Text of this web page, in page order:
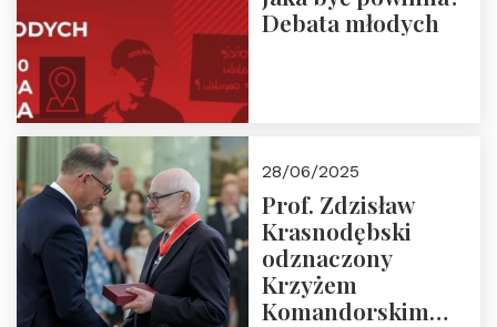
Debata młodych
28/06/2025
Prof. Zdzisław
Krasnodębski
odznaczony
Krzyżem
Komandorskim